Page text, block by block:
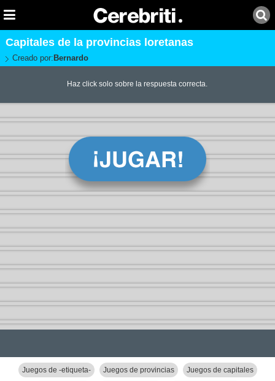
Capitales de la provincias loretanas
Creado por: Bernardo
Haz click solo sobre la respuesta correcta.
Juegos de -etiqueta- Juegos de provincias Juegos de capitales